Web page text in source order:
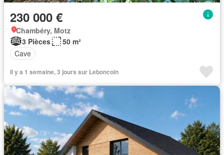
230 000 €
Chambéry, Motz
3 Pièces
50 m²
Cave
Il y a 1 semaine, 3 jours sur Leboncoin